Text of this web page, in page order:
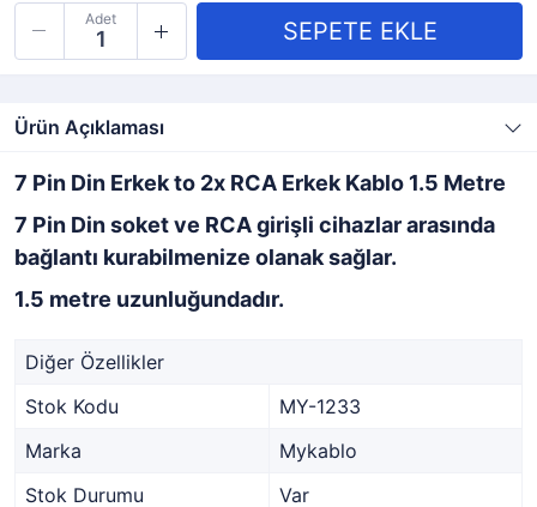
Adet
Ürün Açıklaması
7 Pin Din Erkek to 2x RCA Erkek Kablo 1.5 Metre
7 Pin Din soket ve RCA girişli cihazlar arasında
bağlantı kurabilmenize olanak sağlar.
1.5 metre uzunluğundadır.
Diğer Özellikler
Stok Kodu
MY-1233
Marka
Mykablo
Stok Durumu
Var